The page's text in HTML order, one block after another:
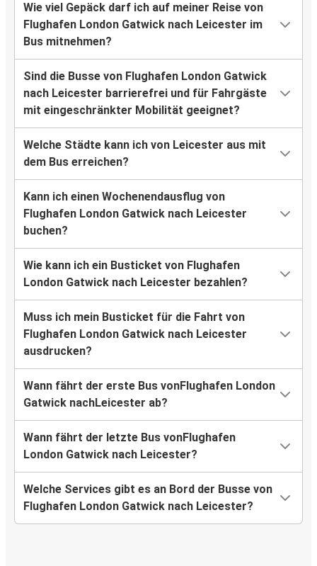
Wie viel Gepäck darf ich auf meiner Reise von
Flughafen London Gatwick nach Leicester im
Bus mitnehmen?
Sind die Busse von Flughafen London Gatwick
nach Leicester barrierefrei und für Fahrgäste
mit eingeschränkter Mobilität geeignet?
Welche Städte kann ich von Leicester aus mit
dem Bus erreichen?
Kann ich einen Wochenendausflug von
Flughafen London Gatwick nach Leicester
buchen?
Wie kann ich ein Busticket von Flughafen
London Gatwick nach Leicester bezahlen?
Muss ich mein Busticket für die Fahrt von
Flughafen London Gatwick nach Leicester
ausdrucken?
Wann fährt der erste Bus vonFlughafen London
Gatwick nachLeicester ab?
Wann fährt der letzte Bus vonFlughafen
London Gatwick nach Leicester?
Welche Services gibt es an Bord der Busse von
Flughafen London Gatwick nach Leicester?